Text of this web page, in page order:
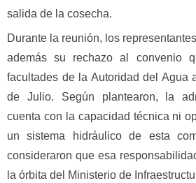
salida de la cosecha.
Durante la reunión, los
además su rechazo al convenio
facultades de la Autoridad del Agua
de Julio. Según plantearon, la
cuenta con la capacidad técnica ni
un sistema hidráulico de esta
consideraron que esa
la órbita del Ministerio de